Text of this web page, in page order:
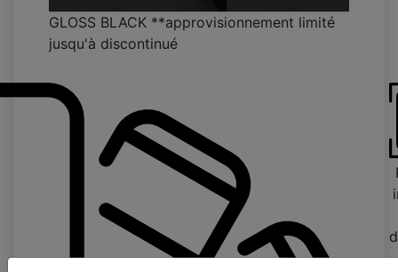
GLOSS BLACK **approvisionnement limité
jusqu'à discontinué